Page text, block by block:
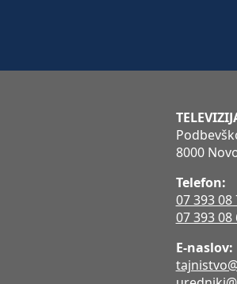
8000
Telefon:
07 393 08
07 393 08
E-naslov: